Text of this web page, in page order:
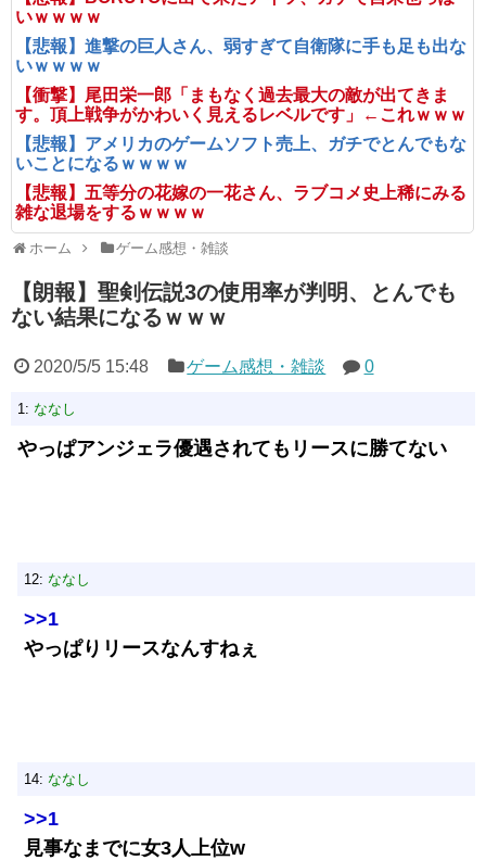
いｗｗｗｗ
【悲報】進撃の巨人さん、弱すぎて自衛隊に手も足も出な
いｗｗｗｗ
【衝撃】尾田栄一郎「まもなく過去最大の敵が出てきま
す。頂上戦争がかわいく見えるレベルです」←これｗｗｗ
【悲報】アメリカのゲームソフト売上、ガチでとんでもな
いことになるｗｗｗｗ
【悲報】五等分の花嫁の一花さん、ラブコメ史上稀にみる
雑な退場をするｗｗｗｗ
ホーム ゲーム感想・雑談
【朗報】聖剣伝説3の使用率が判明、とんでも
ない結果になるｗｗｗ
2020/5/5 15:48 ゲーム感想・雑談 0
1: ななし
やっぱアンジェラ優遇されてもリースに勝てない
12: ななし
>>1
やっぱりリースなんすねぇ
14: ななし
>>1
見事なまでに女3人上位w